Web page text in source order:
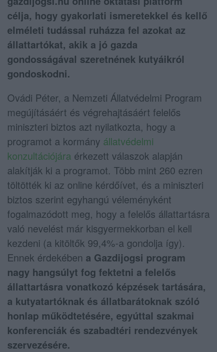
célja, hogy gyakorlati ismeretekkel és kellő
elméleti tudással ruházza fel azokat az
állattartókat, akik a jó gazda
gondosságával szeretnének kutyáikról
gondoskodni.
Ovádi Péter, a Nemzeti Állatvédelmi Program
megújításáért és végrehajtásáért felelős
miniszteri biztos azt nyilatkozta, hogy a
programot a kormány állatvédelmi
konzultációjára érkezett válaszok alapján
alakítják ki a programot. Több mint 260 ezren
töltötték ki az online kérdőívet, és a miniszteri
biztos szerint egyhangú véleményként
fogalmazódott meg, hogy a felelős állattartásra
való nevelést már kisgyermekkorban el kell
kezdeni (a kitöltők 99,4%-a gondolja így).
Ennek érdekében a Gazdijogsi program
nagy hangsúlyt fog fektetni a felelős
állattartásra vonatkozó képzések tartására,
a kutyatartóknak és állatbarátoknak szóló
honlap működtetésére, egyúttal szakmai
konferenciák és szabadtéri rendezvények
szervezésére.